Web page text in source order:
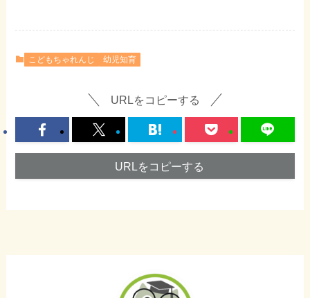
こどもちゃれんじ 幼児知育
URLをコピーする
URLをコピーする